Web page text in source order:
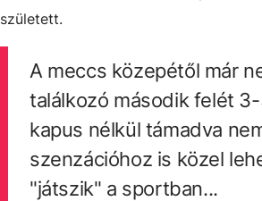
született.
A meccs közepétől már
találkozó második felét
kapus nélkül támadva
szenzációhoz is közel
"játszik" a sportban...